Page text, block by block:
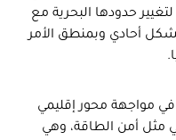
حدودها البحرية مع
بشكل أحادي وبمنطق الأمر
في مواجهة محور إقليمي
أمن الطاقة، وهي